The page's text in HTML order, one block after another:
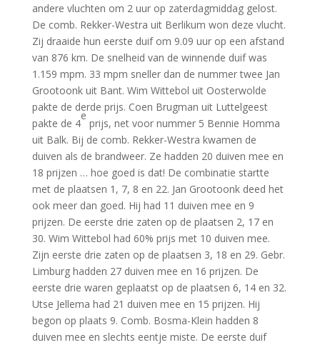
andere vluchten om 2 uur op zaterdagmiddag gelost.
De comb. Rekker-Westra uit Berlikum won deze vlucht.
Zij draaide hun eerste duif om 9.09 uur op een afstand
van 876 km. De snelheid van de winnende duif was
1.159 mpm. 33 mpm sneller dan de nummer twee Jan
Grootoonk uit Bant. Wim Wittebol uit Oosterwolde
pakte de derde prijs. Coen Brugman uit Luttelgeest
pakte de 4
e
prijs, net voor nummer 5 Bennie Homma
uit Balk. Bij de comb. Rekker-Westra kwamen de
duiven als de brandweer. Ze hadden 20 duiven mee en
18 prijzen … hoe goed is dat! De combinatie startte
met de plaatsen 1, 7, 8 en 22. Jan Grootoonk deed het
ook meer dan goed. Hij had 11 duiven mee en 9
prijzen. De eerste drie zaten op de plaatsen 2, 17 en
30. Wim Wittebol had 60% prijs met 10 duiven mee.
Zijn eerste drie zaten op de plaatsen 3, 18 en 29. Gebr.
Limburg hadden 27 duiven mee en 16 prijzen. De
eerste drie waren geplaatst op de plaatsen 6, 14 en 32.
Utse Jellema had 21 duiven mee en 15 prijzen. Hij
begon op plaats 9. Comb. Bosma-Klein hadden 8
duiven mee en slechts eentje miste. De eerste duif